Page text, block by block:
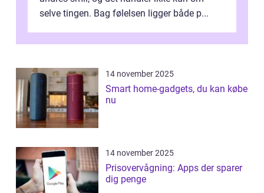
selve tingen. Bag følelsen ligger både p...
14 november 2025
Smart home-gadgets, du kan købe
nu
14 november 2025
Prisovervågning: Apps der sparer
dig penge